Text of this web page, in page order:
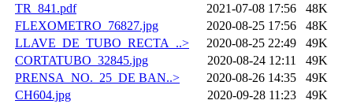
TR_841.pdf
2021-07-08 17:56
48K
FLEXOMETRO_76827.jpg
2020-08-25 17:56
48K
LLAVE_DE_TUBO_RECTA_..>
2020-08-25 22:49
49K
CORTATUBO_32845.jpg
2020-08-24 12:11
49K
PRENSA_NO._25_DE BAN..>
2020-08-26 14:35
49K
CH604.jpg
2020-09-28 11:23
49K